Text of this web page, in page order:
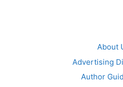
About
Advertising
Author